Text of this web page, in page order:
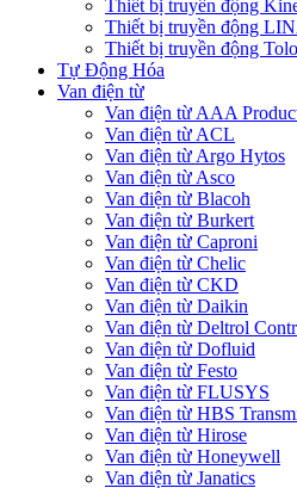
Thiết bị truyền động
Thiết bị truyền động
Thiết bị truyền động
Tự Động Hóa
Van điện từ
Van điện từ AAA
Van điện từ ACL
Van điện từ Argo Hytos
Van điện từ Asco
Van điện từ Blacoh
Van điện từ Burkert
Van điện từ Caproni
Van điện từ Chelic
Van điện từ CKD
Van điện từ Daikin
Van điện từ Deltrol
Van điện từ Dofluid
Van điện từ Festo
Van điện từ FLUSYS
Van điện từ HBS
Van điện từ Hirose
Van điện từ Honeywell
Van điện từ Janatics